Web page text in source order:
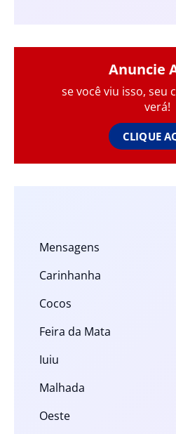
Anuncie
se você viu isso, seu
verá!
CLIQUE
Mensagens
Carinhanha
Cocos
Feira da Mata
Iuiu
Malhada
Oeste